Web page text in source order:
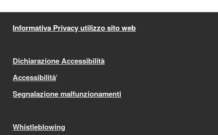
Informativa Privacy utilizzo sito web
Dichiarazione Accessibilità
Accessibilità'
Segnalazione malfunzionamenti
Whistleblowing